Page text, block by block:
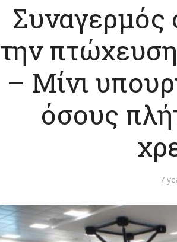
Συναγερμός
την
– Μίνι
όσους
7